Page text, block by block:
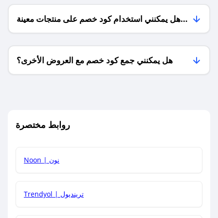
هل يمكنني استخدام كود خصم على منتجات معينة
فقط؟
هل يمكنني جمع كود خصم مع العروض الأخرى؟
روابط مختصرة
Noon | نون
Trendyol | ترينديول